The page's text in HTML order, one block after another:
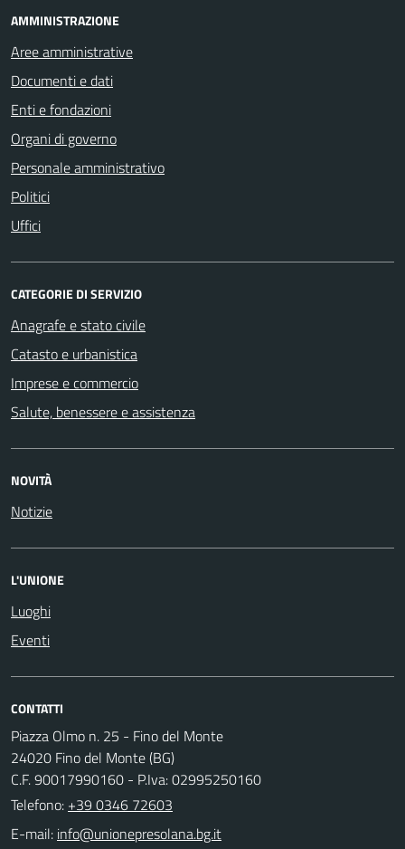
AMMINISTRAZIONE
Aree amministrative
Documenti e dati
Enti e fondazioni
Organi di governo
Personale amministrativo
Politici
Uffici
CATEGORIE DI SERVIZIO
Anagrafe e stato civile
Catasto e urbanistica
Imprese e commercio
Salute, benessere e assistenza
NOVITÀ
Notizie
L'UNIONE
Luoghi
Eventi
CONTATTI
Piazza Olmo n. 25 - Fino del Monte
24020 Fino del Monte (BG)
C.F. 90017990160 - P.Iva: 02995250160
Telefono: +39 0346 72603
E-mail: